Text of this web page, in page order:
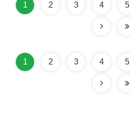
1 2 3 4 5
1 2 3 4 5